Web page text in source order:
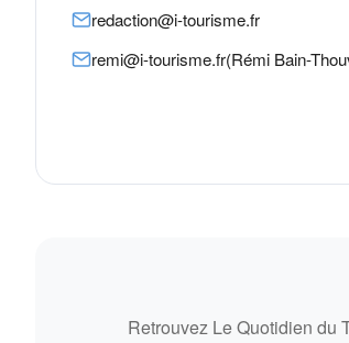
redaction@i-tourisme.fr
remi@i-tourisme.fr(Rémi Bain-
Retrouvez Le Quotidien du